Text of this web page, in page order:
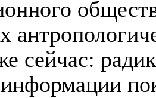
сейчас: